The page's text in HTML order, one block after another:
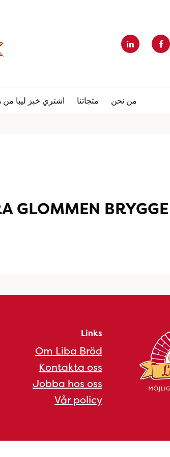
من نحن متجاتنا اشتري خبز ليبا من
GLOMMEN BRYGGE
Links
Om Liba Bröd
Kontakta oss
Jobba hos oss
Vår policy